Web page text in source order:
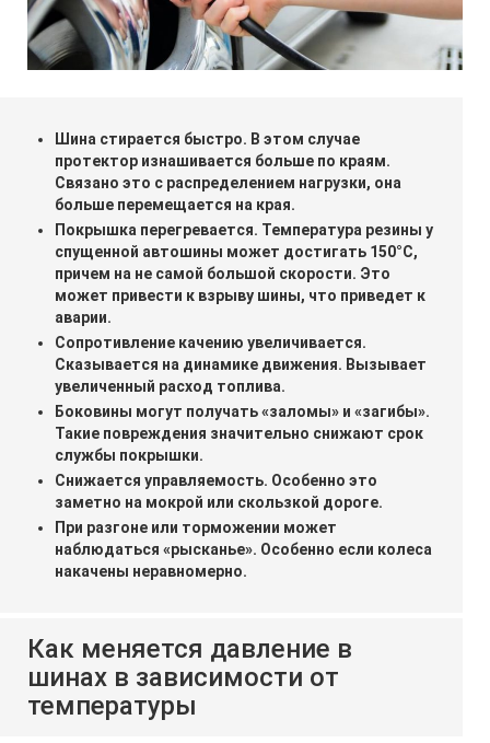
Шина стирается быстро. В этом случае
протектор изнашивается больше по краям.
Связано это с распределением нагрузки, она
больше перемещается на края.
Покрышка перегревается. Температура резины у
спущенной автошины может достигать 150°C,
причем на не самой большой скорости. Это
может привести к взрыву шины, что приведет к
аварии.
Сопротивление качению увеличивается.
Сказывается на динамике движения. Вызывает
увеличенный расход топлива.
Боковины могут получать «заломы» и «загибы».
Такие повреждения значительно снижают срок
службы покрышки.
Снижается управляемость. Особенно это
заметно на мокрой или скользкой дороге.
При разгоне или торможении может
наблюдаться «рысканье». Особенно если колеса
накачены неравномерно.
Как меняется давление в
шинах в зависимости от
температуры